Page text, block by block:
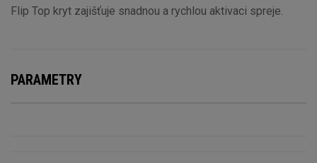
Flip Top kryt zajišťuje snadnou a rychlou aktivaci spreje.
PARAMETRY